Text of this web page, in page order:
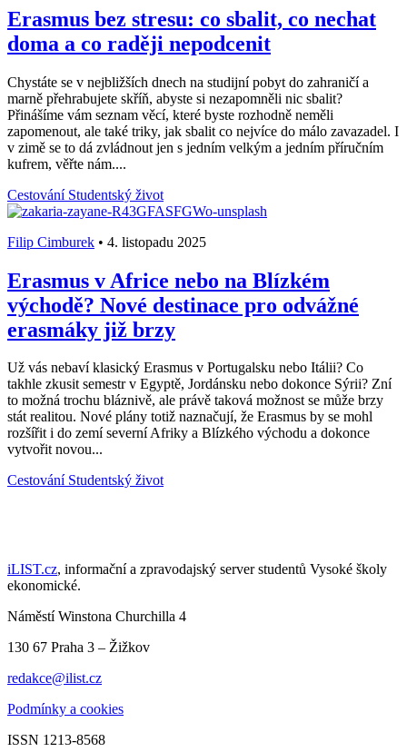
Erasmus bez stresu: co sbalit, co nechat
doma a co raději nepodcenit
Chystáte se v nejbližších dnech na studijní pobyt do zahraničí a
marně přehrabujete skříň, abyste si nezapomněli nic sbalit?
Přinášíme vám seznam věcí, které byste rozhodně neměli
zapomenout, ale také triky, jak sbalit co nejvíce do málo zavazadel. I
v zimě se to dá zvládnout jen s jedním velkým a jedním příručním
kufrem, věřte nám....
Cestování Studentský život
Filip Cimburek • 4. listopadu 2025
Erasmus v Africe nebo na Blízkém
východě? Nové destinace pro odvážné
erasmáky již brzy
Už vás nebaví klasický Erasmus v Portugalsku nebo Itálii? Co
takhle zkusit semestr v Egyptě, Jordánsku nebo dokonce Sýrii? Zní
to možná trochu bláznivě, ale právě taková možnost se může brzy
stát realitou. Nové plány totiž naznačují, že Erasmus by se mohl
rozšířit i do zemí severní Afriky a Blízkého východu a dokonce
vytvořit novou...
Cestování Studentský život
iLIST.cz, informační a zpravodajský server studentů Vysoké školy
ekonomické.
Náměstí Winstona Churchilla 4
130 67 Praha 3 – Žižkov
redakce@ilist.cz
Podmínky a cookies
ISSN 1213-8568